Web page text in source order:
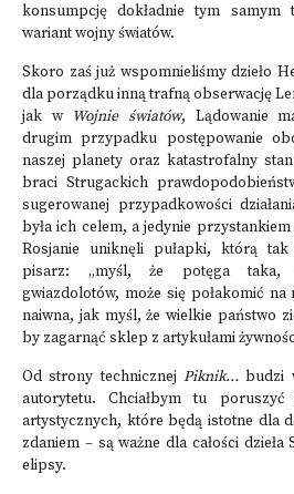
konsumpcję dokładnie tym samym
wariant wojny światów.
Skoro zaś już wspomnieliśmy dzieło
dla porządku inną trafną obserwację
jak w Wojnie światów, Lądowanie
drugim przypadku postępowanie
naszej planety oraz katastrofalny
braci Strugackich
sugerowanej przypadkowości
była ich celem, a jedynie
Rosjanie uniknęli pułapki, którą tak
pisarz: „myśl, że potęga taka,
gwiazdolotów, może się połakomić
naiwna, jak myśl, że wielkie państwo
by zagarnąć sklep z artykułami
Od strony technicznej Piknik… budzi
autorytetu. Chciałbym tu
artystycznych, które będą istotne dla
zdaniem – są ważne dla całości
elipsy.